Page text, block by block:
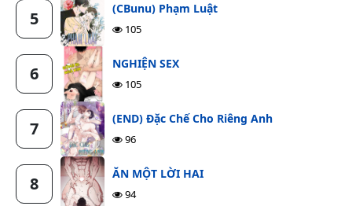
5 (CBunu) Phạm Luật
105
6 NGHIỆN SEX
105
7 (END) Đặc Chế Cho Riêng Anh
96
8 ĂN MỘT LỜI HAI
94